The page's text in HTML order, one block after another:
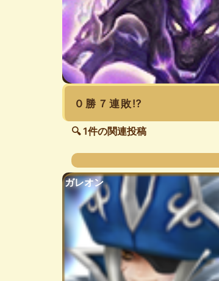
０勝７連敗⁉️
🔍 1件の関連投稿
ガレオン